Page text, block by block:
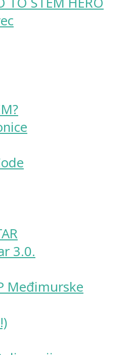
3.0.
Međimurske